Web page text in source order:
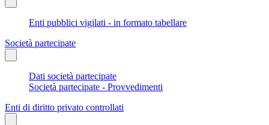
Enti pubblici vigilati - in formato tabellare
Società partecipate
Dati società partecipate
Società partecipate - Provvedimenti
Enti di diritto privato controllati